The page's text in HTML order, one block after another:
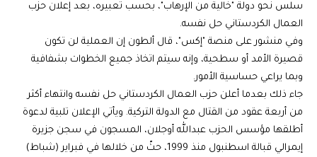
سلس نحو دولة "خالية من الإرهاب"، بحسب تعبيره، بعد إعلان حزب
العمال الكردستاني حل نفسه.
وفي منشور على منصة "إكس"، قال ألطون إن العملية لن تكون
قصيرة الأمد أو سطحية، وإنه سيتم اتخاذ جميع الخطوات بشفافية
وبما يراعي حساسية الأمور.
جاء ذلك بعدما أعلن حزب العمال الكردستاني حل نفسه وانتهاء أكثر
من أربعة عقود من القتال مع الدولة التركية. ويأتي الإعلان تلبية لدعوة
أطلقها مؤسس الحزب عبدالله أوجلان، المسجون في سجن جزيرة
إيمرالي قبالة اسطنبول منذ 1999، حثّ من خلالها في فبراير (شباط)